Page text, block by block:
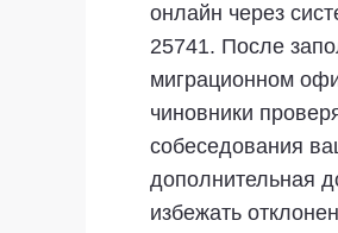
онлайн через
25741. После
миграционном
чиновники
собеседования
дополнительная
избежать